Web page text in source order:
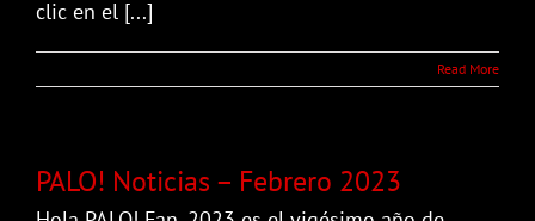
clic en el [...]
Read More
PALO! Noticias – Febrero 2023